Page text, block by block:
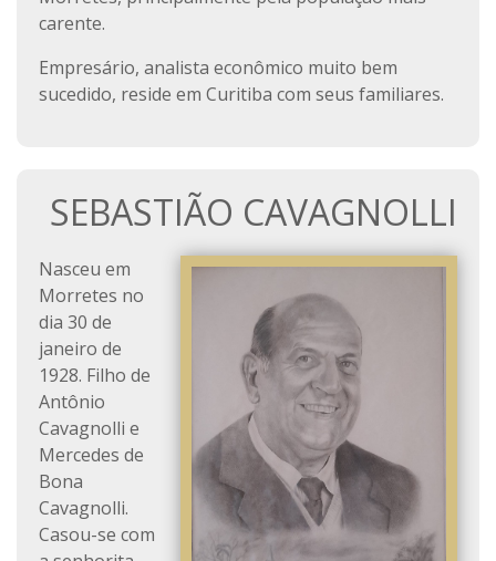
carente.
Empresário, analista econômico muito bem
sucedido, reside em Curitiba com seus familiares.
SEBASTIÃO CAVAGNOLLI
Nasceu em
Morretes no
dia 30 de
janeiro de
1928. Filho de
Antônio
Cavagnolli e
Mercedes de
Bona
Cavagnolli.
Casou-se com